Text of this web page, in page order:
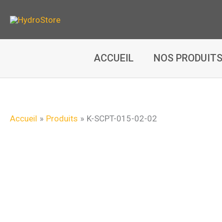
ACCUEIL NOS PRODUITS
Accueil Produits K-SCPT-015-02-02